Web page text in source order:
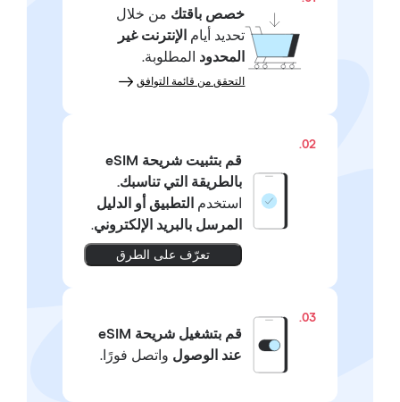
خصص باقتكمن خلال
تحديد أيامالإنترنت غير
المحدودالمطلوبة.
التحقق من قائمة التوافق
قم بتثبيت شريحة eSIM
بالطريقة التي تناسبك.
استخدمالتطبيق أو الدليل
المرسل بالبريد الإلكتروني.
تعرّف على الطرق
قم بتشغيل شريحة eSIM
عند الوصولواتصل فورًا.